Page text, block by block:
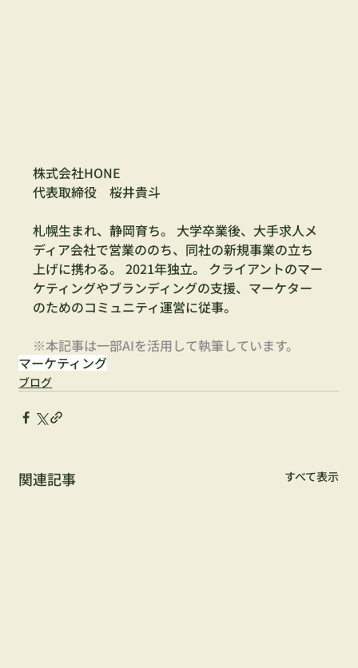
株式会社HONE
代表取締役　桜井貴斗
札幌生まれ、静岡育ち。 大学卒業後、大手求人メ
ディア会社で営業ののち、同社の新規事業の立ち
上げに携わる。 2021年独立。 クライアントのマー
ケティングやブランディングの支援、マーケター
のためのコミュニティ運営に従事。
※本記事は一部AIを活用して執筆しています。
マーケティング
ブログ
関連記事 すべて表示